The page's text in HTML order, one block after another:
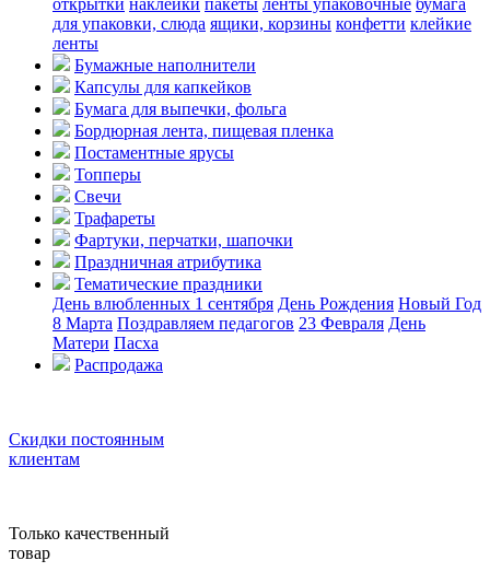
открытки наклейки пакеты ленты упаковочные бумага
для упаковки, слюда ящики, корзины конфетти клейкие
ленты
Бумажные наполнители
Капсулы для капкейков
Бумага для выпечки, фольга
Бордюрная лента, пищевая пленка
Постаментные ярусы
Топперы
Свечи
Трафареты
Фартуки, перчатки, шапочки
Праздничная атрибутика
Тематические праздники
День влюбленных 1 сентября День Рождения Новый Год
8 Марта Поздравляем педагогов 23 Февраля День
Матери Пасха
Распродажа
Скидки постоянным
клиентам
Только качественный
товар